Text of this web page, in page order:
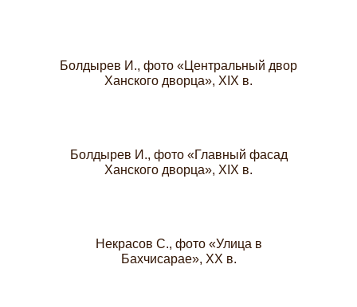
Болдырев И., фото «Центральный двор
Ханского дворца», XIX в.
Болдырев И., фото «Главный фасад
Ханского дворца», XIX в.
Некрасов С., фото «Улица в
Бахчисарае», XX в.